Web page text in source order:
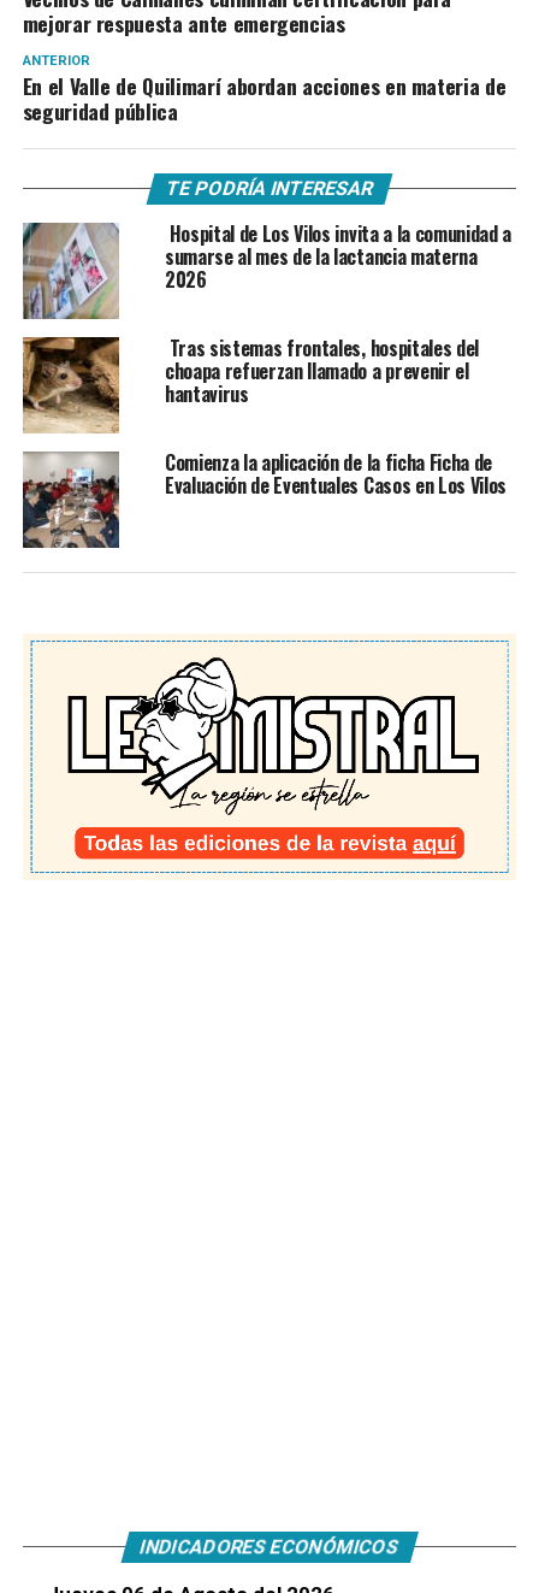
mejorar respuesta ante emergencias
ANTERIOR
En el Valle de Quilimarí abordan acciones en materia de
seguridad pública
TE PODRÍA INTERESAR
Hospital de Los Vilos invita a la comunidad a
sumarse al mes de la lactancia materna
2026
Tras sistemas frontales, hospitales del
choapa refuerzan llamado a prevenir el
hantavirus
Comienza la aplicación de la ficha Ficha de
Evaluación de Eventuales Casos en Los Vilos
INDICADORES ECONÓMICOS